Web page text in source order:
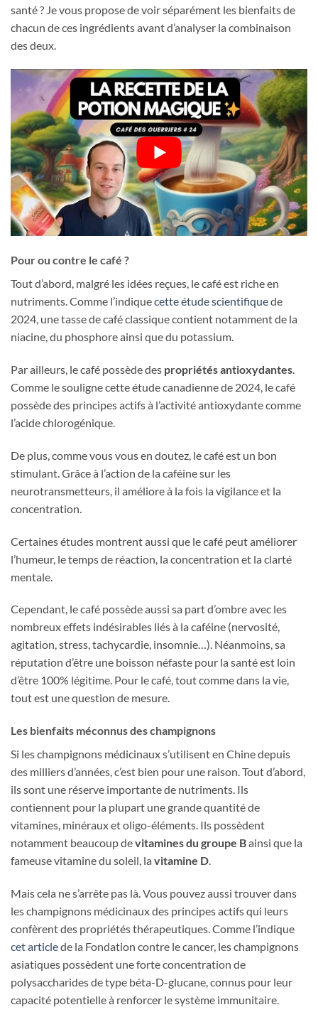
santé ? Je vous propose de voir séparément les bienfaits de
chacun de ces ingrédients avant d’analyser la combinaison
des deux.
Pour ou contre le café ?
Tout d’abord, malgré les idées reçues, le café est riche en
nutriments. Comme l’indiquecette étude scientifiquede
2024, une tasse de café classique contient notamment de la
niacine, du phosphore ainsi que du potassium.
Par ailleurs, le café possède des propriétés antioxydantes.
Comme le souligne cette étude canadienne de 2024, le café
possède des principes actifs à l’activité antioxydante comme
l’acide chlorogénique.
De plus, comme vous vous en doutez, le café est un bon
stimulant. Grâce à l’action de la caféine sur les
neurotransmetteurs, il améliore à la fois la vigilance et la
concentration.
Certaines études montrent aussi que le café peut améliorer
l’humeur, le temps de réaction, la concentration et la clarté
mentale.
Cependant, le café possède aussi sa part d’ombre avec les
nombreux effets indésirables liés à la caféine (nervosité,
agitation, stress, tachycardie, insomnie…). Néanmoins, sa
réputation d’être une boisson néfaste pour la santé est loin
d’être 100% légitime. Pour le café, tout comme dans la vie,
tout est une question de mesure.
Les bienfaits méconnus des champignons
Si les champignons médicinaux s’utilisent en Chine depuis
des milliers d’années, c’est bien pour une raison. Tout d’abord,
ils sont une réserve importante de nutriments. Ils
contiennent pour la plupart une grande quantité de
vitamines, minéraux et oligo-éléments. Ils possèdent
notamment beaucoup devitamines du groupe Bainsi que la
fameuse vitamine du soleil, la vitamine D.
Mais cela ne s’arrête pas là. Vous pouvez aussi trouver dans
les champignons médicinaux des principes actifs qui leurs
confèrent des propriétés thérapeutiques. Comme l’indique
cet articlede la Fondation contre le cancer, les champignons
asiatiques possèdent une forte concentration de
polysaccharides de type béta-D-glucane, connus pour leur
capacité potentielle à renforcer le système immunitaire.